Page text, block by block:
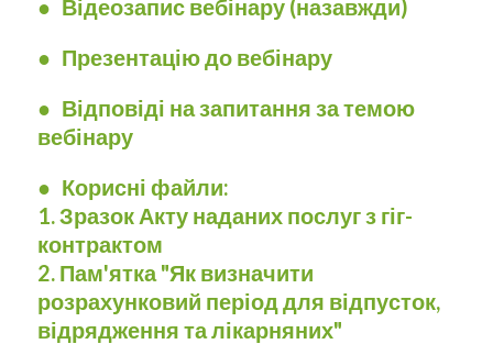
●
Відеозапис вебінару (назавжди)
● Презентацію до вебінару
● Відповіді на запитання за темою
вебінару
● Корисні файли:
1. Зразок Акту наданих послуг з гіг-
контрактом
2. Пам'ятка "Як визначити
розрахунковий період для відпусток,
відрядження та лікарняних"